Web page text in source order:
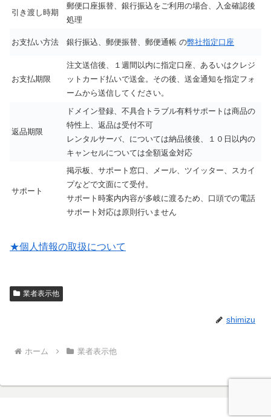
引き渡し時期
郵便口座振替、銀行振込をご利用の場合、入金確認後
処理
お支払い方法 銀行振込、郵便振替、郵便通帳 の弊社指定口座
お支払期限
注文送信後、１週間以内に指定口座、あるいはクレジ
ットカード払いで送金。その後、送金通知を指定フォ
ームから送信してください。
返品期限
ドメイン登録、不具合トラブル有料サポートは商品の
特性上、返品は受付不可
レンタルサーバ、については納品後後、１０日以内の
キャンセルについては全額返金対応
サポート
掲示板、サポート窓口、メール、ツイッター、スカイ
プなどで文面にて受付。
サポート時案内内容が多岐に渡るため、口頭での電話
サポート対応は原則行いません
★個人情報の取扱について
業者表示他
shimizu
ホーム 業者表示他